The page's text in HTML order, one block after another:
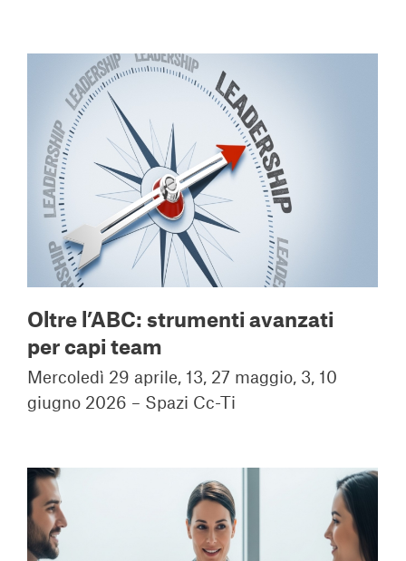
Oltre l’ABC: strumenti avanzati
per capi team
Mercoledì 29 aprile, 13, 27 maggio, 3, 10
giugno 2026 – Spazi Cc-Ti